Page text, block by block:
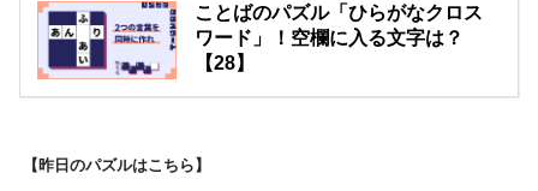
ことばのパズル「ひらがなクロス
ワード」！空欄に入る文字は？
【28】
【昨日のパズルはこちら】